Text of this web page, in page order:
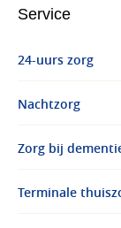
Service
24-uurs zorg
Nachtzorg
Zorg bij
Terminale